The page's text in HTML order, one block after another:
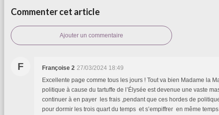
Commenter cet article
Ajouter un commentaire
F Françoise 2 27/03/2024 18:49
Excellente page comme tous les jours ! Tout va bien Madame la
politique à cause du tartuffe de l’Élysée est devenue une vaste
continuer à en payer les frais ,pendant que ces hordes de
pour dormir les trois quart du temps et s’empiffrer en même